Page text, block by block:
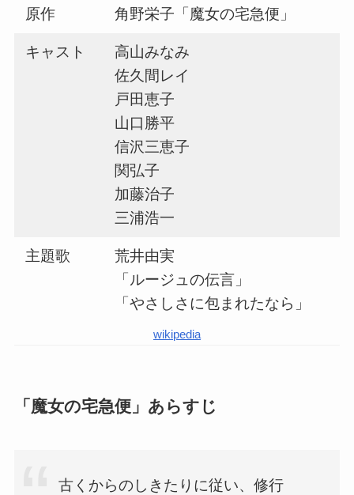
原作 角野栄子「魔女の宅急便」
キャスト
高山みなみ
佐久間レイ
戸田恵子
山口勝平
信沢三恵子
関弘子
加藤治子
三浦浩一
主題歌
荒井由実
「ルージュの伝言」
「やさしさに包まれたなら」
wikipedia
「魔女の宅急便」あらすじ
古くからのしきたりに従い、修行